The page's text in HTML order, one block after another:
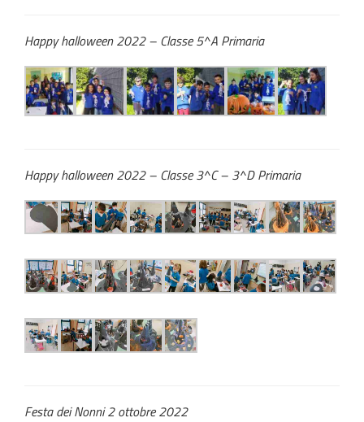
Happy halloween 2022 – Classe 5^A Primaria
Happy halloween 2022 – Classe 3^C – 3^D Primaria
Festa dei Nonni 2 ottobre 2022